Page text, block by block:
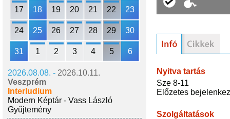
17 18 19 20 21 22 23
24 25 26 27 28 29 30
31 1 2 3 4 5 6
2026.08.08. - 2026.10.11.
Veszprém
Interludium
Modern Képtár - Vass László
Gyűjtemény
Nyitva tartás
Sze 8-11
Előzetes
Szolgáltatások